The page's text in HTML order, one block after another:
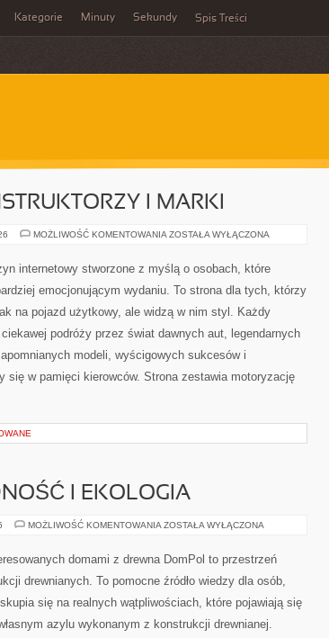
Kategorie Minuty Sekundy Spis Treści
I MARKI
MOŻLIWOŚĆ KOMENTOWANIA LEGENDARNI
MARKI
ZOSTAŁA WYŁĄCZONA
internetowy stworzone z myślą o osobach, które
emocjonującym wydaniu. To strona dla tych, którzy
na pojazd użytkowy, ale widzą w nim styl. Każdy
podróży przez świat dawnych aut, legendarnych
modeli, wyścigowych sukcesów i
się w pamięci kierowców. Strona zestawia motoryzację
I EKOLOGIA
MOŻLIWOŚĆ KOMENTOWANIA ENERGOOSZCZĘDNOŚĆ
ZOSTAŁA WYŁĄCZONA
domami z drewna DomPol to przestrzeń
drewnianych. To pomocne źródło wiedzy dla osób,
się na realnych wątpliwościach, które pojawiają się
azylu wykonanym z konstrukcji drewnianej.